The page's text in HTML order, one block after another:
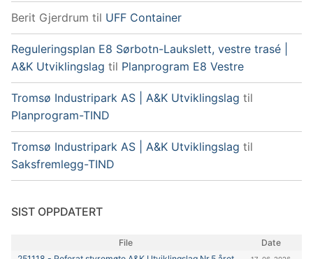
Berit Gjerdrum til UFF Container
Reguleringsplan E8 Sørbotn-Laukslett, vestre trasé |
A&K Utviklingslag til Planprogram E8 Vestre
Tromsø Industripark AS | A&K Utviklingslag til
Planprogram-TIND
Tromsø Industripark AS | A&K Utviklingslag til
Saksfremlegg-TIND
SIST OPPDATERT
File
Date